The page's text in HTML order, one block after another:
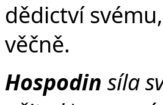
dědictví
věčně.
Hospodin síla